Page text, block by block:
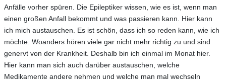
Anfälle vorher spüren. Die Epileptiker wissen, wie es ist, wenn man
einen großen Anfall bekommt und was passieren kann. Hier kann
ich mich austauschen. Es ist schön, dass ich so reden kann, wie ich
möchte. Woanders hören viele gar nicht mehr richtig zu und sind
genervt von der Krankheit. Deshalb bin ich einmal im Monat hier.
Hier kann man sich auch darüber austauschen, welche
Medikamente andere nehmen und welche man mal wechseln